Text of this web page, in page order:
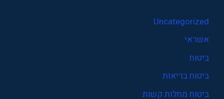
Uncategorized
אשראי
ביטוח
ביטוח בריאות
ביטוח מחלות קשות